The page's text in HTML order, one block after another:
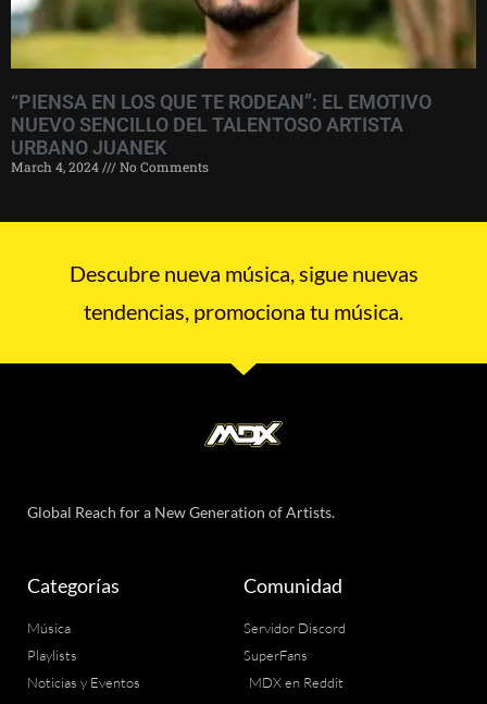
“PIENSA EN LOS QUE TE RODEAN”: EL EMOTIVO
NUEVO SENCILLO DEL TALENTOSO ARTISTA
URBANO JUANEK
March 4, 2024 No Comments
Descubre nueva música, sigue nuevas
tendencias, promociona tu música.
Global Reach for a New Generation of Artists.
Categorías
Música
Playlists
Noticias y Eventos
Comunidad
Servidor Discord
SuperFans
MDX en Reddit